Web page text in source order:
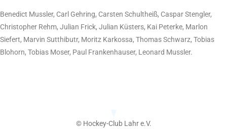
Benedict Mussler, Carl Gehring, Carsten Schultheiß, Caspar Stengler,
Christopher Rehm, Julian Frick, Julian Küsters, Kai Peterke, Marlon
Siefert, Marvin Sutthibutr, Moritz Karkossa, Thomas Schwarz, Tobias
Blohorn, Tobias Moser, Paul Frankenhauser, Leonard Mussler.
© Hockey-Club Lahr e.V.